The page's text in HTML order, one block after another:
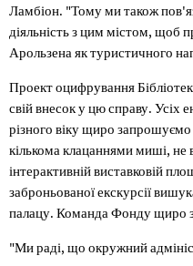
Ламбіон. "Тому ми також
діяльність з цим містом, щоб
Арользена як туристичного
Проект оцифрування
свій внесок у цю справу. Усіх
різного віку щиро
кількома клацаннями миші, не
інтерактивній виставковій
заброньованої екскурсії
палацу. Команда Фонду щиро
"Ми раді, що окружний